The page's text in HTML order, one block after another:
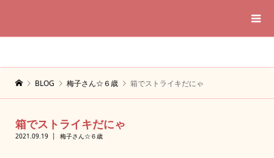
BLOG 梅子さん☆６歳 箱でストライキだにゃ
箱でストライキだにゃ
2021.09.19 梅子さん☆６歳